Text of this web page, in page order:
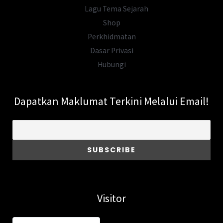
Lagu Tema Sejarah
Shop
Perkhidmatan
Dasar Privasi
Hubungi
Dapatkan Maklumat Terkini Melalui Email!
Visitor